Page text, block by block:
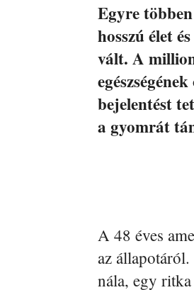
Egyre
hosszú élet
vált. A
bejelentést
a gyomrát
A 48 éves
az
nála, egy